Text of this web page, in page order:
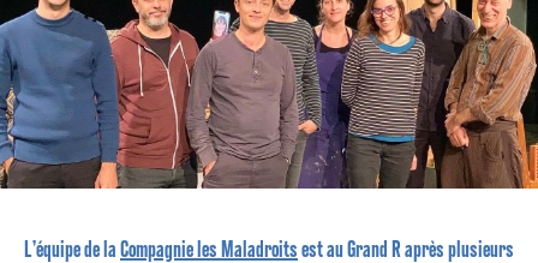
L’équipe de la Compagnie les Maladroits est au Grand R après plusieurs